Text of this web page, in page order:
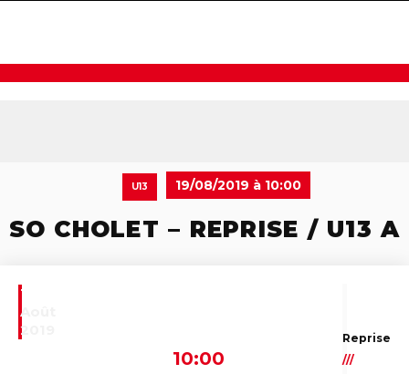
U13 19/08/2019 à 10:00
SO CHOLET – REPRISE / U13 A
19
Août
2019
10:00
Reprise
///